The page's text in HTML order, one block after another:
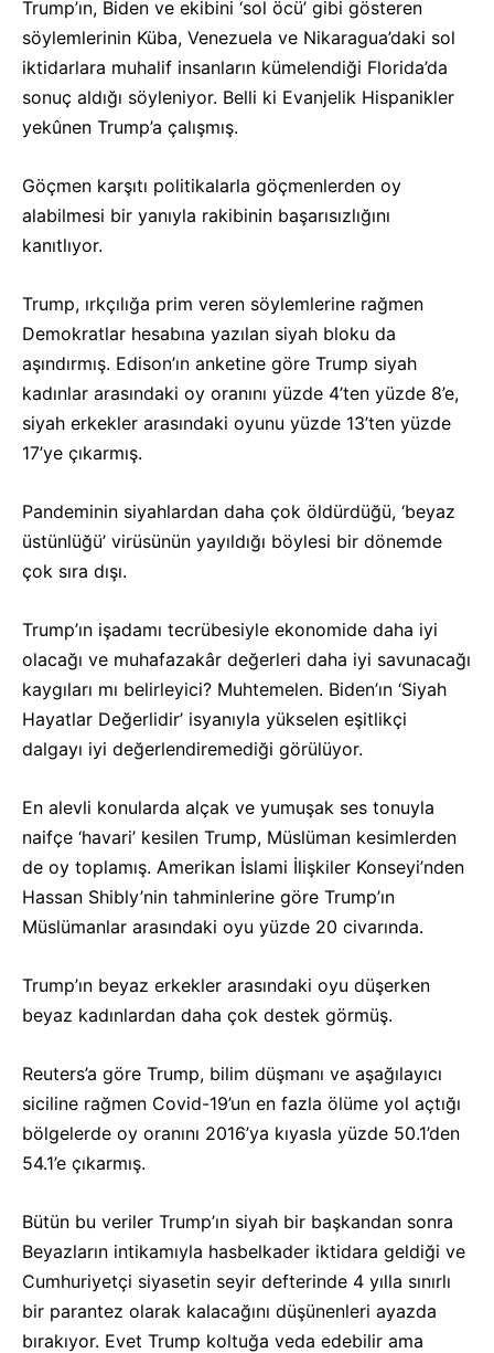
Trump’ın, Biden ve ekibini ‘sol öcü’ gibi gösteren
söylemlerinin Küba, Venezuela ve Nikaragua’daki sol
iktidarlara muhalif insanların kümelendiği Florida’da
sonuç aldığı söyleniyor. Belli ki Evanjelik Hispanikler
yekûnen Trump’a çalışmış.
Göçmen karşıtı politikalarla göçmenlerden oy
alabilmesi bir yanıyla rakibinin başarısızlığını
kanıtlıyor.
Trump, ırkçılığa prim veren söylemlerine rağmen
Demokratlar hesabına yazılan siyah bloku da
aşındırmış. Edison’ın anketine göre Trump siyah
kadınlar arasındaki oy oranını yüzde 4’ten yüzde 8’e,
siyah erkekler arasındaki oyunu yüzde 13’ten yüzde
17’ye çıkarmış.
Pandeminin siyahlardan daha çok öldürdüğü, ‘beyaz
üstünlüğü’ virüsünün yayıldığı böylesi bir dönemde
çok sıra dışı.
Trump’ın işadamı tecrübesiyle ekonomide daha iyi
olacağı ve muhafazakâr değerleri daha iyi savunacağı
kaygıları mı belirleyici? Muhtemelen. Biden’ın ‘Siyah
Hayatlar Değerlidir’ isyanıyla yükselen eşitlikçi
dalgayı iyi değerlendiremediği görülüyor.
En alevli konularda alçak ve yumuşak ses tonuyla
naifçe ‘havari’ kesilen Trump, Müslüman kesimlerden
de oy toplamış. Amerikan İslami İlişkiler Konseyi’nden
Hassan Shibly’nin tahminlerine göre Trump’ın
Müslümanlar arasındaki oyu yüzde 20 civarında.
Trump’ın beyaz erkekler arasındaki oyu düşerken
beyaz kadınlardan daha çok destek görmüş.
Reuters’a göre Trump, bilim düşmanı ve aşağılayıcı
siciline rağmen Covid-19’un en fazla ölüme yol açtığı
bölgelerde oy oranını 2016’ya kıyasla yüzde 50.1’den
54.1’e çıkarmış.
Bütün bu veriler Trump’ın siyah bir başkandan sonra
Beyazların intikamıyla hasbelkader iktidara geldiği ve
Cumhuriyetçi siyasetin seyir defterinde 4 yılla sınırlı
bir parantez olarak kalacağını düşünenleri ayazda
bırakıyor. Evet Trump koltuğa veda edebilir ama